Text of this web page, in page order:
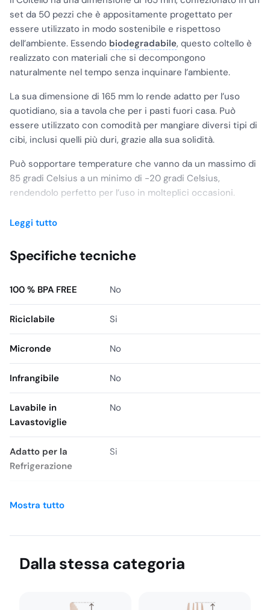
set da 50 pezzi che è appositamente progettato per
essere utilizzato in modo sostenibile e rispettoso
dell’ambiente. Essendo biodegradabile, questo coltello è
realizzato con materiali che si decompongono
naturalmente nel tempo senza inquinare l’ambiente.
La sua dimensione di 165 mm lo rende adatto per l’uso
quotidiano, sia a tavola che per i pasti fuori casa. Può
essere utilizzato con comodità per mangiare diversi tipi di
cibi, inclusi quelli più duri, grazie alla sua solidità.
Può sopportare temperature che vanno da un massimo di
85 gradi Celsius a un minimo di -20 gradi Celsius,
rendendolo perfetto per l’uso in molteplici occasioni.
Oltre a essere biodegradabile, il coltello è anche riciclabile,
il che significa che può essere smaltito correttamente
a ridurre l’impatto ambientale e a preservare le risorse
ecologica per il consumo di cibo. È adatto per un’ampia
inclusi nel set, è conveniente e può essere utilizzato in
Leggi tutto
Specifiche tecniche
100 % BPA FREE No
Riciclabile Si
Micronde No
Infrangibile No
Lavabile in
Lavastoviglie
No
Adatto per la
Refrigerazione
Si
Mostra tutto
Dalla stessa categoria